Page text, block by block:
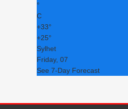
°
C
+33°
+25°
Sylhet
Friday, 07
See 7-Day Forecast